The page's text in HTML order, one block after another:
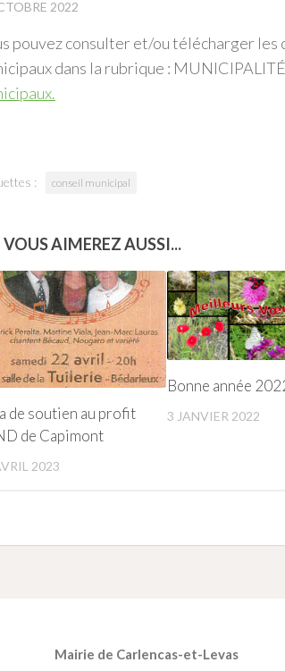
2022
pouvez consulter et/ou télécharger les
dans la rubrique :
: conseil municipal
VOUS AIMEREZ AUSSI...
de soutien au profit
de Capimont
2023
Bonne année
3 JANVIER 2022
Mairie de Carlencas-et-Levas